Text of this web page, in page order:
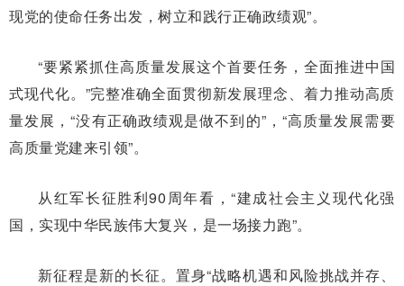
现党的使命任务出发，树立和践行正确政绩观”。
“要紧紧抓住高质量发展这个首要任务，全面推进中国
式现代化。”完整准确全面贯彻新发展理念、着力推动高质
量发展，“没有正确政绩观是做不到的”，“高质量发展需要
高质量党建来引领”。
从红军长征胜利90周年看，“建成社会主义现代化强
国，实现中华民族伟大复兴，是一场接力跑”。
新征程是新的长征。置身“战略机遇和风险挑战并存、